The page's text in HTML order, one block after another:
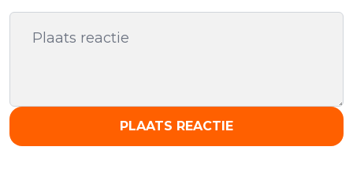
PLAATS REACTIE